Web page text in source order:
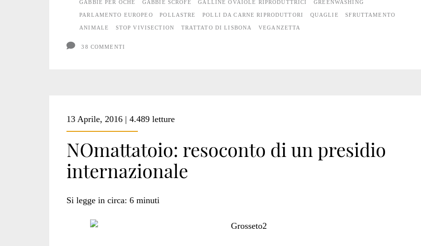
GABBIE PER OCHE GABBIE SCROFE GALLINE OVAIOLE RIPRODUTTRICI GREENWASHING
PARLAMENTO EUROPEO POLLASTRE POLLI DA CARNE RIPRODUTTORI QUAGLIE SFRUTTAMENTO
ANIMALE STOP VIVISECTION TRATTATO DI LISBONA VEGANZETTA
38 COMMENTI
13 Aprile, 2016 | 4.489 letture
NOmattatoio: resoconto di un presidio
internazionale
Si legge in circa: 6 minuti